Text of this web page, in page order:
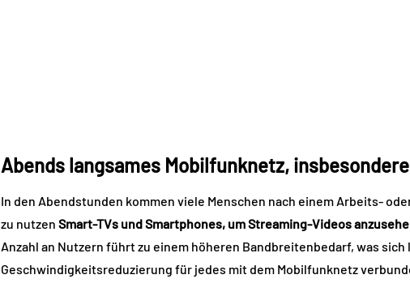
Abends langsames Mobilfunknetz,
In den Abendstunden kommen viele Menschen nach einem Arbeits-
zu nutzen Smart-TVs und Smartphones, um Streaming-Videos
Anzahl an Nutzern führt zu einem höheren Bandbreitenbedarf, was
Geschwindigkeitsreduzierung für jedes mit dem Mobilfunknetz